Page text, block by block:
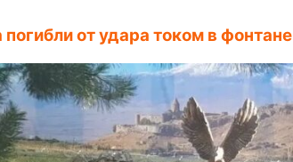
от удара током в фонтане